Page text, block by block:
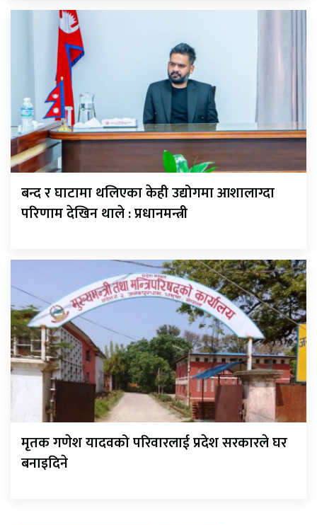
बन्द र घाटामा थलिएका केही उद्योगमा आशालाग्दा
परिणाम देखिन थाले : प्रधानमन्त्री
मृतक गणेश यादवको परिवारलाई प्रदेश सरकारले घर
बनाइदिने